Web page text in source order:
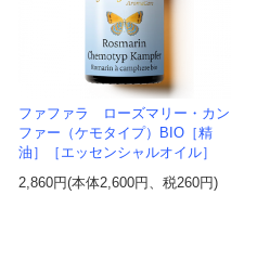
ファファラ ローズマリー・カン
ファー（ケモタイプ）BIO［精
油］［エッセンシャルオイル］
2,860円(本体2,600円、税260円)